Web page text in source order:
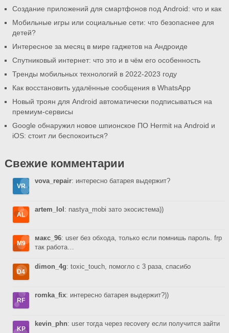
Создание приложений для смартфонов под Android: что и как
Мобильные игры или социальные сети: что безопаснее для
детей?
Интересное за месяц в мире гаджетов на Андроиде
Спутниковый интернет: что это и в чём его особенность
Тренды мобильных технологий в 2022-2023 году
Как восстановить удалённые сообщения в WhatsApp
Новый троян для Android автоматически подписываться на
премиум-сервисы
Google обнаружил новое шпионское ПО Hermit на Android и
iOS: стоит ли беспокоиться?
Свежие комментарии
vova_repair: интересно батарея выдержит?
artem_lol : nastya_mobi зато экосистема))
макс_96: user без обхода, только если помнишь пароль. frp
так работа…
dimon_4g: toxic_touch, помогло с 3 раза, спасибо
romka_fix: интересно батарея выдержит?))
kevin_phn: user тогда через recovery если получится зайти